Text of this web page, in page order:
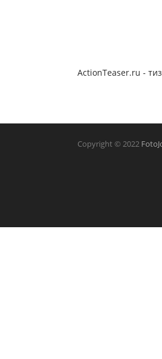
ActionTeaser.ru -
Copyright © 2022